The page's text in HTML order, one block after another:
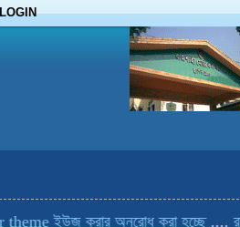
LOGIN
ইউজ করার অনুরোধ করা হচ্ছে....